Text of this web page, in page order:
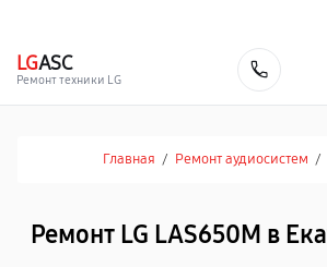
LGASC
Ремонт техники LG
Главная / Ремонт аудиосистем /
Ремонт LG LAS650M в